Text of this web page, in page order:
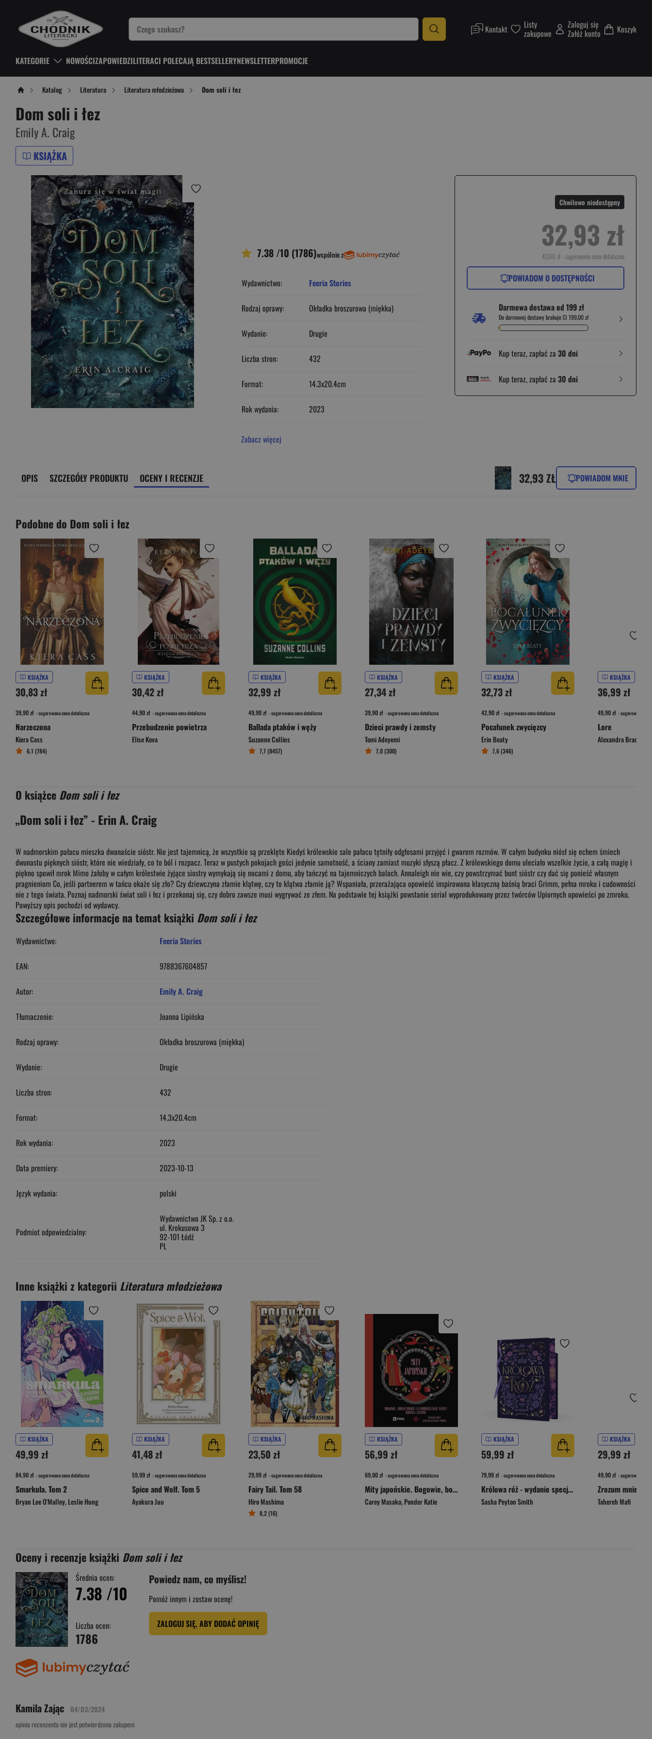
Kontakt Listy
zakupowe
Zaloguj się
Załóż konto Koszyk
KATEGORIE NOWOŚCIZAPOWIEDZILITERACI POLECAJĄ BESTSELLERYNEWSLETTERPROMOCJE
Katalog Literatura Literatura młodzieżowa Dom soli i łez
Dom soli i łez
Emily A. Craig
KSIĄŻKA
Chwilowo niedostępny
32,93 zł
43,90 zł - sugerowana cena detaliczna
POWIADOM O DOSTĘPNOŚCI
Darmowa dostawa od 199 zł
Do darmowej dostawy brakuje Ci 199,00 zł
Kup teraz, zapłać za 30 dni
Kup teraz, zapłać za 30 dni
7.38 /10 (1786)wspólnie z
Wydawnictwo: Feeria Stories
Rodzaj oprawy: Okładka broszurowa (miękka)
Wydanie: Drugie
Liczba stron: 432
Format: 14.3x20.4cm
Rok wydania: 2023
Zobacz więcej
OPIS SZCZEGÓŁY PRODUKTU OCENY I RECENZJE 32,93 ZŁ POWIADOM MNIE
Podobne do Dom soli i łez
KSIĄŻKA
30,83 zł
39,90 zł - sugerowana cena detaliczna
Narzeczona
Kiera Cass
6,1 (784)
KSIĄŻKA
30,42 zł
44,90 zł - sugerowana cena detaliczna
Przebudzenie powietrza
Elise Kova
KSIĄŻKA
32,99 zł
49,90 zł - sugerowana cena detaliczna
Ballada ptaków i węży
Suzanne Collins
7,7 (8457)
KSIĄŻKA
27,34 zł
39,90 zł - sugerowana cena detaliczna
Dzieci prawdy i zemsty
Tomi Adeyemi
7,0 (300)
KSIĄŻKA
32,73 zł
42,90 zł - sugerowana cena detaliczna
Pocałunek zwycięzcy
Erin Beaty
7,6 (346)
KSIĄŻKA
36,99 zł
49,90 zł - sugerowana
Lore
Alexandra Bracken
O książce Dom soli i łez
„Dom soli i łez” - Erin A. Craig
W nadmorskim pałacu mieszka dwanaście sióstr. Nie jest tajemnicą, że wszystkie są przeklęte Kiedyś królewskie sale pałacu tętniły odgłosami przyjęć i gwarem rozmów. W całym budynku niósł się echem śmiech
dwunastu pięknych sióstr, które nie wiedziały, co to ból i rozpacz. Teraz w pustych pokojach gości jedynie samotność, a ściany zamiast muzyki słyszą płacz. Z królewskiego domu uleciało wszelkie życie, a całą magię i
piękno spowił mrok Mimo żałoby w całym królestwie żyjące siostry wymykają się nocami z domu, aby tańczyć na tajemniczych balach. Annaleigh nie wie, czy powstrzymać bunt sióstr czy dać się ponieść własnym
pragnieniom Co, jeśli partnerem w tańcu okaże się zło? Czy dziewczyna złamie klątwę, czy to klątwa złamie ją? Wspaniała, przerażająca opowieść inspirowana klasyczną baśnią braci Grimm, pełna mroku i cudowności
nie z tego świata. Poznaj nadmorski świat soli i łez i przekonaj się, czy dobro zawsze musi wygrywać ze złem. Na podstawie tej książki powstanie serial wyprodukowany przez twórców Upiornych opowieści po zmroku.
Powyższy opis pochodzi od wydawcy.
Szczegółowe informacje na temat książki Dom soli i łez
Wydawnictwo: Feeria Stories
EAN: 9788367604857
Autor: Emily A. Craig
Tłumaczenie: Joanna Lipińska
Rodzaj oprawy: Okładka broszurowa (miękka)
Wydanie: Drugie
Liczba stron: 432
Format: 14.3x20.4cm
Rok wydania: 2023
Data premiery: 2023-10-13
Język wydania: polski
Podmiot odpowiedzialny:
Wydawnictwo JK Sp. z o.o.
ul. Krokusowa 3
92-101 Łódź
PL
Inne książki z kategorii Literatura młodzieżowa
KSIĄŻKA
49,99 zł
84,90 zł - sugerowana cena detaliczna
Smarkula. Tom 2
Bryan Lee O'Malley,Leslie Hung
KSIĄŻKA
41,48 zł
59,99 zł - sugerowana cena detaliczna
Spice and Wolf. Tom 5
Ayakura Juu
KSIĄŻKA
23,50 zł
29,99 zł - sugerowana cena detaliczna
Fairy Tail. Tom 58
Hiro Mashima
8,2 (16)
KSIĄŻKA
56,99 zł
69,00 zł - sugerowana cena detaliczna
Mity japońskie. Bogowie, bohaterowie i czarodziejskie istoty dawnej Japonii
Carey Masako,Ponder Katie
KSIĄŻKA
59,99 zł
79,99 zł - sugerowana cena detaliczna
Królowa róż - wydanie specjalne
Sasha Peyton Smith
KSIĄŻKA
29,99 zł
49,90 zł - sugerowana
Zrozum mnie
Tahereh Mafi
Oceny i recenzje książki Dom soli i łez
Średnia ocen:
7.38 /10
Liczba ocen:
1786
Powiedz nam, co myślisz!
Pomóż innym i zostaw ocenę!
ZALOGUJ SIĘ, ABY DODAĆ OPINIĘ
Kamila Zając
04/03/2024
opinia recenzenta nie jest potwierdzona zakupem